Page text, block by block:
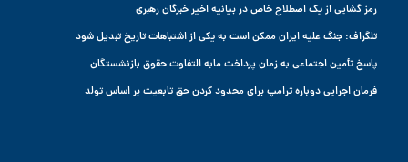
رمز گشایی از یک اصطلاح خاص در بیانیه اخیر خبرگان رهبری
تلگراف: جنگ علیه ایران ممکن است به یکی از اشتباهات تاریخ تبدیل شود
پاسخ تأمین اجتماعی به زمان پرداخت مابه التفاوت حقوق بازنشستگان
فرمان اجرایی دوباره ترامپ برای محدود کردن حق تابعیت بر اساس تولد